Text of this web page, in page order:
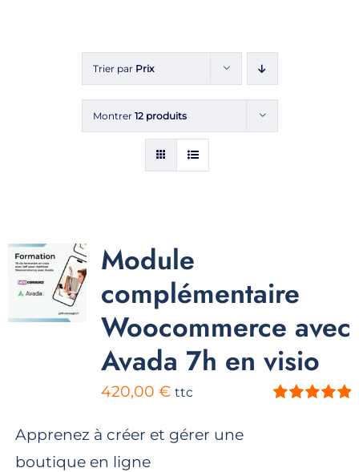
Trier par Prix
Montrer 12 produits
Module
complémentaire
Woocommerce avec
Avada 7h en visio
420,00 € ttc
Apprenez à créer et gérer une
boutique en ligne